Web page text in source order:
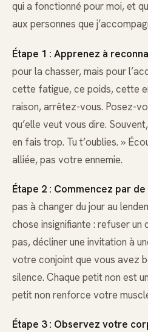
qui a fonctionné pour moi, et
aux personnes que
Étape 1 : Apprenez à
pour la chasser, mais pour
cette fatigue, ce poids, cette
raison, arrêtez-vous. Posez-
qu’elle veut vous dire.
en fais trop. Tu t’oublies. »
alliée, pas votre ennemie.
Étape 2 : Commencez par
pas à changer du jour au
chose insignifiante : refuser un
pas, décliner une invitation à
votre conjoint que vous avez
silence. Chaque petit non est
petit non renforce votre
Étape 3 : Observez votre